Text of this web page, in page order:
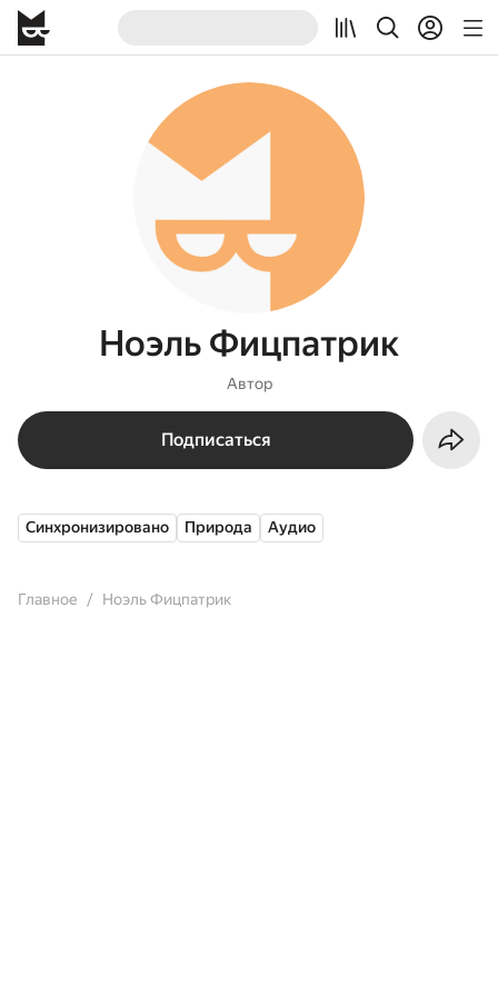
Ноэль Фицпатрик
Автор
Подписаться
Синхронизировано Природа Аудио
Главное Ноэль Фицпатрик